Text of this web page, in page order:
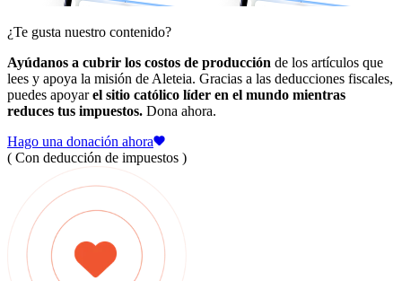
¿Te gusta nuestro contenido?
Ayúdanos a cubrir los costos de producción de los artículos que
lees y apoya la misión de Aleteia. Gracias a las deducciones fiscales,
puedes apoyarel sitio católico líder en el mundo mientras
reduces tus impuestos. Dona ahora.
Hago una donación ahora
( Con deducción de impuestos )